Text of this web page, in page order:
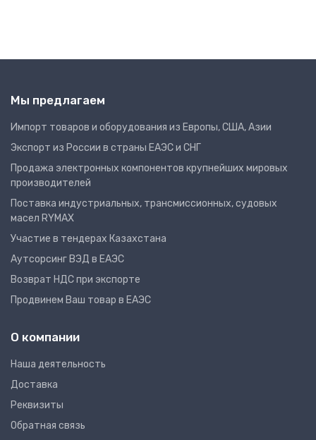
Мы предлагаем
Импорт товаров и оборудования из Европы, США, Азии
Экспорт из России в страны ЕАЭС и СНГ
Продажа электронных компонентов крупнейших мировых
производителей
Поставка индустриальных, трансмиссионных, судовых
масел RYMAX
Участие в тендерах Казахстана
Аутсорсинг ВЭД в ЕАЭС
Возврат НДС при экспорте
Продвинем Ваш товар в ЕАЭС
О компании
Наша деятельность
Доставка
Реквизиты
Обратная связь